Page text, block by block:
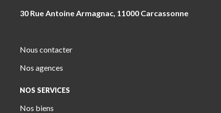
30 Rue Antoine Armagnac, 11000 Carcassonne
Nous contacter
Nos agences
NOS SERVICES
Nos biens